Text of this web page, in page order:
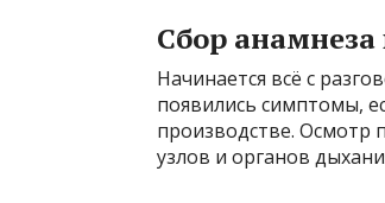
Сбор
Начинается всё с
появились симптомы,
производстве. Осмотр
узлов и органов